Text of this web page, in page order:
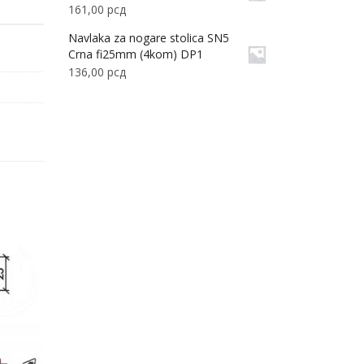
161,00 рсд
Navlaka za nogare stolica SN5
Crna fi25mm (4kom) DP1
136,00 рсд